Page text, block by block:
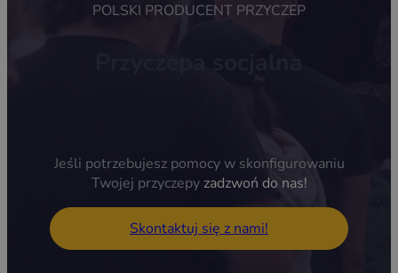
POLSKI PRODUCENT PRZYCZEP
Jeśli potrzebujesz pomocy w skonfigurowaniu
Twojej przyczepy zadzwoń do nas!
Skontaktuj się z nami!